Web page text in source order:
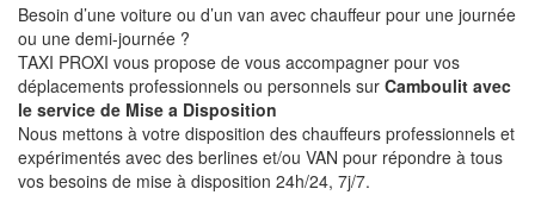
Besoin d’une voiture ou d’un van avec chauffeur pour une journée
ou une demi-journée ?
TAXI PROXI vous propose de vous accompagner pour vos
déplacements professionnels ou personnels sur Camboulit avec
le service de Mise a Disposition
Nous mettons à votre disposition des chauffeurs professionnels et
expérimentés avec des berlines et/ou VAN pour répondre à tous
vos besoins de mise à disposition 24h/24, 7j/7.